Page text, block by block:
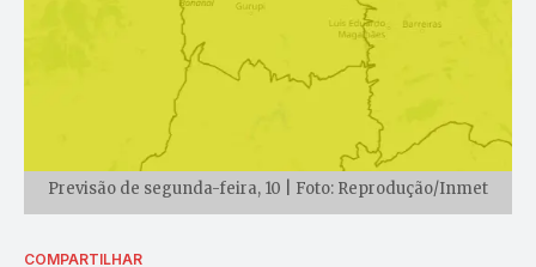
Previsão de segunda-feira, 10 | Foto: Reprodução/Inmet
COMPARTILHAR